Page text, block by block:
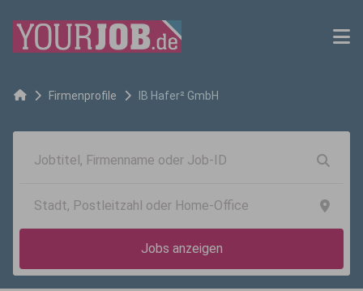
Firmenprofile IB Hafer² GmbH
Jobs anzeigen